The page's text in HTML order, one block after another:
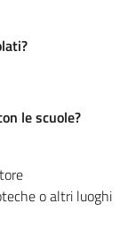
le scuole?
o altri luoghi